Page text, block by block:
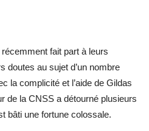
fait part à leurs
doutes au sujet d’un nombre
la complicité et l’aide de Gildas
de la CNSS a détourné plusieurs
bâti une fortune colossale.